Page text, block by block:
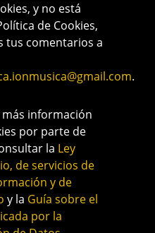
y no está
de Cookies,
tus comentarios a
.
información
por parte de
la Ley
de servicios de
y de
y la Guía sobre el
por la